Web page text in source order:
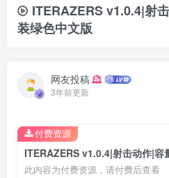
ITERAZERS v1.0.4|射
装绿色中文版
网友投稿
3年前更新
ITERAZERS v1.0.4|射击动作|容
此内容为付费资源，请付费后查看
付费资源